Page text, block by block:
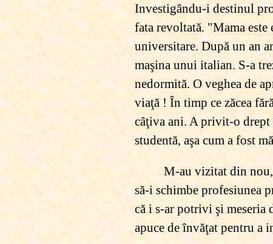
Investigându-i destinul
fata revoltată. "Mama
universitare. După un an
maşina unui italian. S-a
nedormită. O veghea de
viaţă ! În timp ce zăcea
câţiva ani. A privit-o drept
studentă, aşa cum a fost
M-au vizitat din nou,
să-i schimbe profesiunea
că i s-ar potrivi şi meseria
apuce de învăţat pentru a